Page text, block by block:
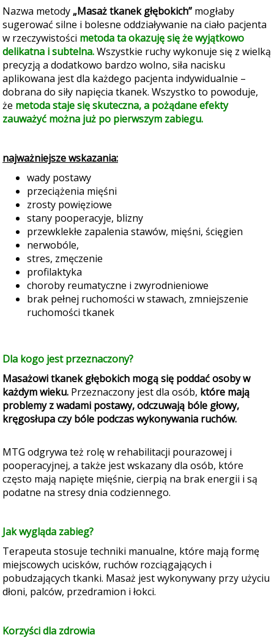
Nazwa metody „Masaż tkanek głębokich” mogłaby
sugerować silne i bolesne oddziaływanie na ciało pacjenta
w rzeczywistości metoda ta okazuję się że wyjątkowo
delikatna i subtelna.Wszystkie ruchy wykonuje się z wielką
precyzją a dodatkowo bardzo wolno, siła nacisku
aplikowana jest dla każdego pacjenta indywidualnie –
dobrana do siły napięcia tkanek. Wszystko to powoduje,
że metoda staje się skuteczna, a pożądane efekty
zauważyć można już po pierwszym zabiegu.
najważniejsze wskazania:
wady postawy
przeciążenia mięśni
zrosty powięziowe
stany pooperacyje, blizny
przewklekłe zapalenia stawów, mięśni, ścięgien
nerwobóle,
stres, zmęczenie
profilaktyka
choroby reumatyczne i zwyrodnieniowe
brak pełnej ruchomości w stawach, zmniejszenie
ruchomości tkanek
Dla kogo jest przeznaczony?
Masażowi tkanek głębokich mogą się poddać osoby w
każdym wieku. Przeznaczony jest dla osób, które mają
problemy z wadami postawy, odczuwają bóle głowy,
kręgosłupa czy bóle podczas wykonywania ruchów.
MTG odgrywa też rolę w rehabilitacji pourazowej i
pooperacyjnej, a także jest wskazany dla osób, które
często mają napięte mięśnie, cierpią na brak energii i są
podatne na stresy dnia codziennego.
Jak wygląda zabieg?
Terapeuta stosuje techniki manualne, które mają formę
miejscowych ucisków, ruchów rozciągających i
pobudzających tkanki. Masaż jest wykonywany przy użyciu
dłoni, palców, przedramion i łokci.
Korzyści dla zdrowia